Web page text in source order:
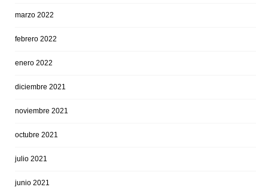
marzo 2022
febrero 2022
enero 2022
diciembre 2021
noviembre 2021
octubre 2021
julio 2021
junio 2021